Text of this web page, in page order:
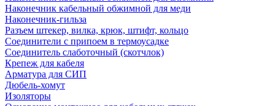
Наконечник кабельный обжимной для меди
Наконечник-гильза
Разъем штекер, вилка, крюк, штифт, кольцо
Соединители с припоем в термоусадке
Соединитель слаботочный (скотчлок)
Крепеж для кабеля
Арматура для СИП
Дюбель-хомут
Изоляторы